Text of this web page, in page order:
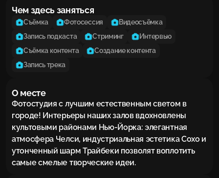
Чем здесь заняться
Съёмка Фотосессия
Видеосъёмка
Запись подкаста
Стриминг
Интервью
Съёмка контента
Создание контента
Запись трека
О месте
Фотостудия с лучшим естественным светом в
городе! Интерьеры наших залов вдохновлены
культовыми районами Нью-Йорка: элегантная
атмосфера Челси, индустриальная эстетика Сохо и
утонченный шарм Трайбеки позволят воплотить
самые смелые творческие идеи.